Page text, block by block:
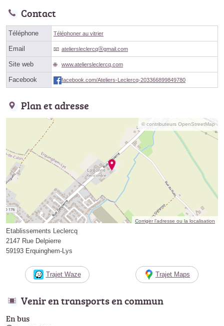
Contact
Téléphone Téléphoner au vitrier
Email ateliersleclercqⓐgmail.com
Site web www.ateliersleclercq.com
Facebook facebook.com/Ateliers-Leclercq-203366899849780
Plan et adresse
© contributeurs OpenStreetMap
Corriger l’adresse ou la localisation
Etablissements Leclercq
2147 Rue Delpierre
59193 Erquinghem-Lys
Trajet Waze Trajet Maps
Venir en transports en commun
En bus